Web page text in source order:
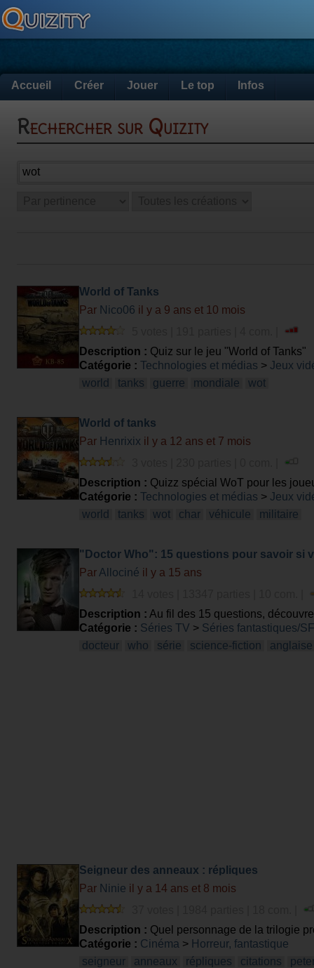
Accueil Créer Jouer Le top Infos
Rechercher sur Quizity
World of Tanks
Par Nico06 il y a 9 ans et 10 mois
Description : Quiz sur le jeu "World of Tanks"
Catégorie : Technologies et médias > Jeux
world
tanks guerre mondiale wot
World of tanks
Par Henrixix il y a 12 ans et 7 mois
Description : Quizz spécial WoT pour les
Catégorie : Technologies et médias > Jeux
world
tanks wot char véhicule militaire
"Doctor Who": 15 questions pour savoir si
Par Allociné il y a 15 ans
Description : Au fil des 15 questions,
Who".
Catégorie : Séries TV > Séries fantastiques/SF
docteur
who série science-fiction anglaise
Seigneur des anneaux : répliques
Par Ninie il y a 14 ans et 8 mois
Description : Quel personnage de la trilogie
Catégorie : Cinéma > Horreur, fantastique
seigneur
anneaux répliques citations